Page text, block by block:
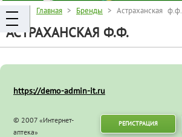
Главная > Бренды > Астраханская ф.ф.
АСТРАХАНСКАЯ Ф.Ф.
https://demo-admin-it.ru
© 2007 «Интернет-
аптека»
РЕГИСТРАЦИЯ